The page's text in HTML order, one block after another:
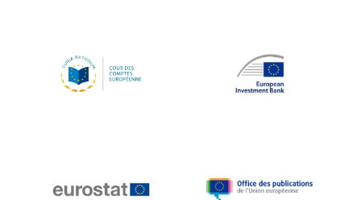
Laura Kovesi
Luc Frieden
Marc Lemaître